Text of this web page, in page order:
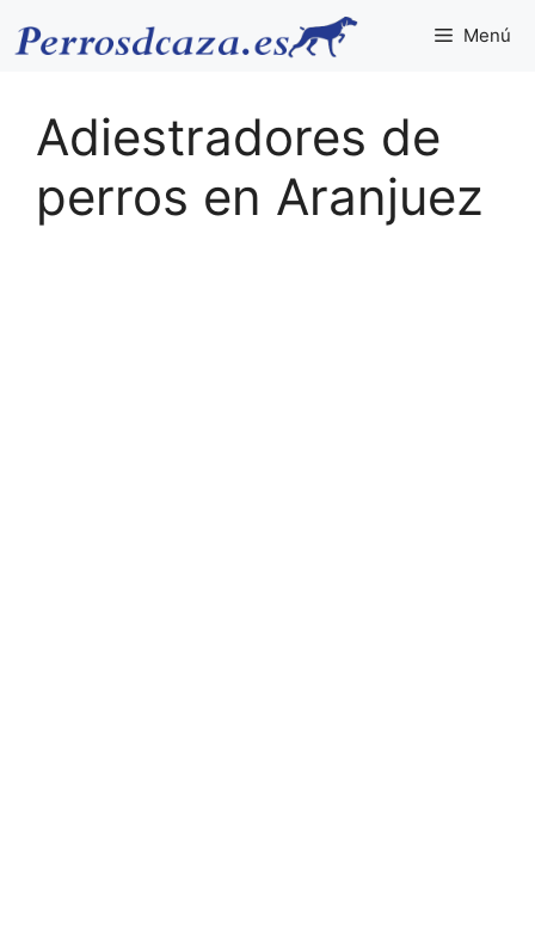
Menú
Adiestradores de
perros en Aranjuez